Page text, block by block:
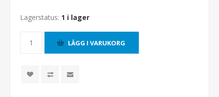
Lagerstatus: 1 i lager